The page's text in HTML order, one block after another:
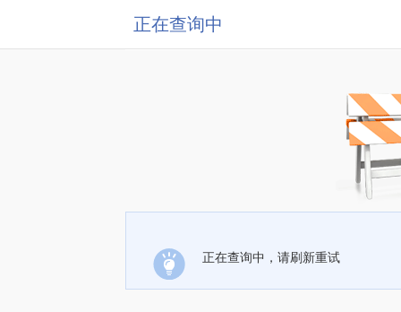
正在查询中
正在查询中，请刷新重试